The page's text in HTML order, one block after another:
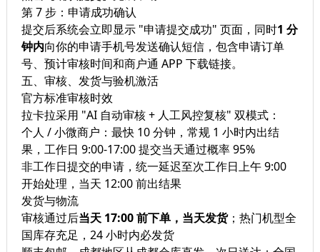
第 7 步：申请成功确认
提交后系统会立即显示 "申请提交成功" 页面，同时1 分
钟内向你的申请手机号发送确认短信，包含申请订单
号、预计审核时间和商户通 APP 下载链接。
五、审核、发货与验机激活
官方标准审核时效
拉卡拉采用 "AI 自动审核 + 人工风控复核" 双模式：
个人 / 小微商户：最快 10 分钟，常规 1 小时内出结
果，工作日 9:00-17:00 提交当天通过概率 95%
非工作日提交的申请，统一延迟至次工作日上午 9:00
开始处理，当天 12:00 前出结果
发货与物流
审核通过后当天 17:00 前下单，当天发货；热门机型全
国库存充足，24 小时内必发货